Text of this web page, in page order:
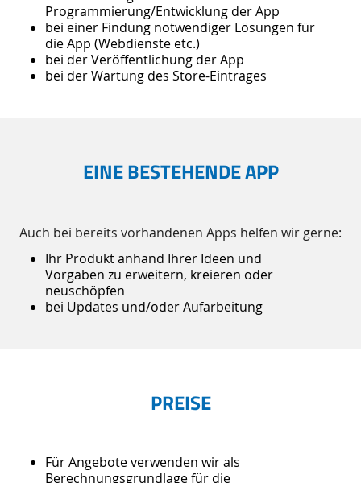
Programmierung/Entwicklung der App
bei einer Findung notwendiger Lösungen für
die App (Webdienste etc.)
bei der Veröffentlichung der App
bei der Wartung des Store-Eintrages
EINE BESTEHENDE APP
Auch bei bereits vorhandenen Apps helfen wir gerne:
Ihr Produkt anhand Ihrer Ideen und
Vorgaben zu erweitern, kreieren oder
neuschöpfen
bei Updates und/oder Aufarbeitung
PREISE
Für Angebote verwenden wir als
Berechnungsgrundlage für die